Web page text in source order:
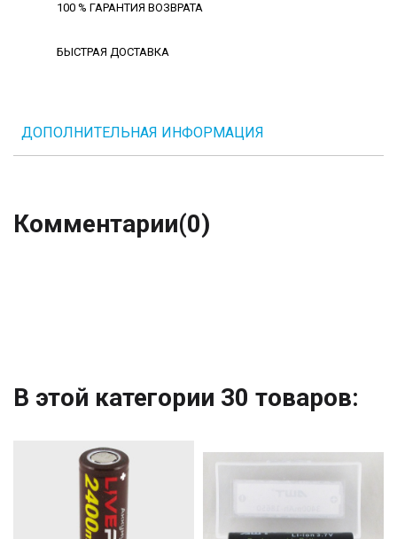
100 % ГАРАНТИЯ ВОЗВРАТА
БЫСТРАЯ ДОСТАВКА
ДОПОЛНИТЕЛЬНАЯ ИНФОРМАЦИЯ
Комментарии(0)
В этой категории 30 товаров: